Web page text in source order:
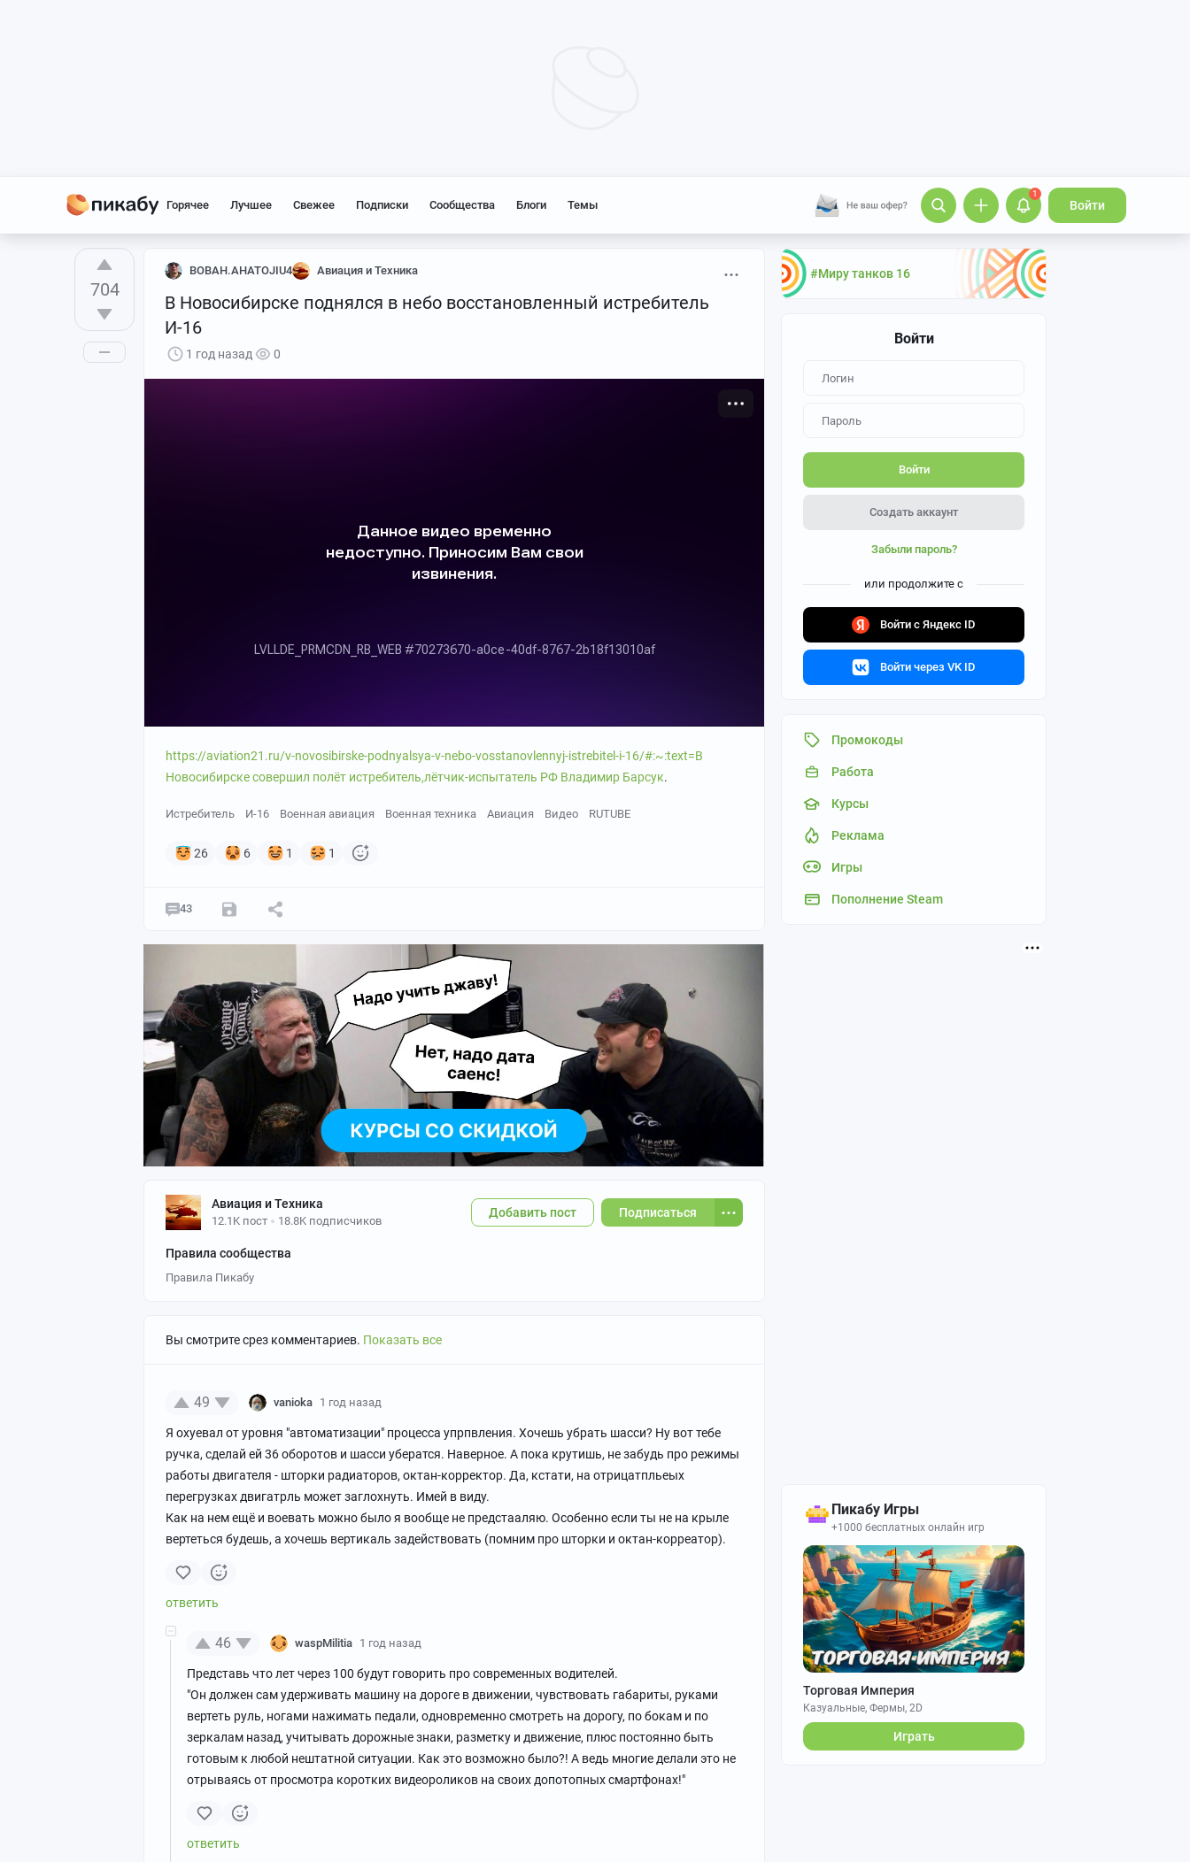
Горячее Лучшее Свежее Подписки Сообщества Блоги Темы
1
Войти
#Миру танков 16
Войти
Войти
Создать аккаунт
Забыли пароль?
или продолжите с
Войти с Яндекс ID
Войти через VK ID
Промокоды
Работа
Курсы
Реклама
Игры
Пополнение Steam
Пикабу Игры
+1000 бесплатных онлайн игр
Торговая Империя
Казуальные, Фермы, 2D
Играть
704
BOBAH.AHATOJIU4 Авиация и Техника
В Новосибирске поднялся в небо восстановленный истребитель
И-16
1 год назад 0
https://aviation21.ru/v-novosibirske-podnyalsya-v-nebo-vosstanovlennyj-istrebitel-i-16/#:~:text=В
Новосибирске совершил полёт истребитель,лётчик-испытатель РФ Владимир Барсук.
Истребитель И-16 Военная авиация Военная техника Авиация Видео RUTUBE
26 6 1 1
43
Авиация и Техника
12.1K пост 18.8K подписчиков
Подписаться
Добавить пост
Правила сообщества
Правила Пикабу
Вы смотрите срез комментариев. Показать все
49 vanioka 1 год назад
Я охуевал от уровня "автоматизации" процесса упрпвления. Хочешь убрать шасси? Ну вот тебе
ручка, сделай ей 36 оборотов и шасси убератся. Наверное. А пока крутишь, не забудь про режимы
работы двигателя - шторки радиаторов, октан-корректор. Да, кстати, на отрицатпльеых
перегрузках двигатрль может заглохнуть. Имей в виду.
Как на нем ещë и воевать можно было я вообще не предстааляю. Особенно если ты не на крыле
вертеться будешь, а хочешь вертикаль задействовать (помним про шторки и октан-корреатор).
46 waspMilitia 1 год назад
Представь что лет через 100 будут говорить про современных водителей.
"Он должен сам удерживать машину на дороге в движении, чувствовать габариты, руками
вертеть руль, ногами нажимать педали, одновременно смотреть на дорогу, по бокам и по
зеркалам назад, учитывать дорожные знаки, разметку и движение, плюс постоянно быть
готовым к любой нештатной ситуации. Как это возможно было?! А ведь многие делали это не
отрываясь от просмотра коротких видеороликов на своих допотопных смартфонах!"